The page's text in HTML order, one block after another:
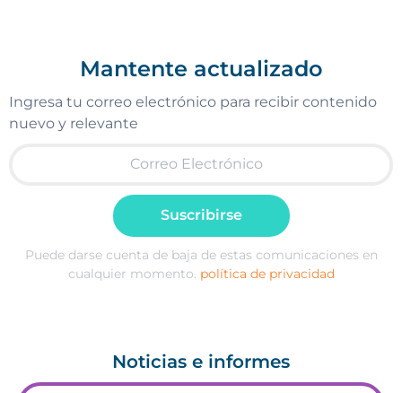
Mantente actualizado
Ingresa tu correo electrónico para recibir contenido
nuevo y relevante
Suscribirse
Puede darse cuenta de baja de estas comunicaciones en
cualquier momento. política de privacidad
Noticias e informes